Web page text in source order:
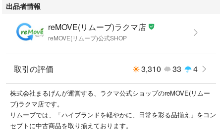
出品者情報
reMOVE(リムーブ)ラクマ店
reMOVE(リムーブ)公式SHOP
取引の評価 3,310 33 4
株式会社まるげんが運営する、ラクマ公式ショップのreMOVE(リムー
ブ)ラクマ店です。
リムーブでは、「ハイブランドを軽やかに、日常を彩る品揃え」をコン
セプトに中古商品を取り揃えております。